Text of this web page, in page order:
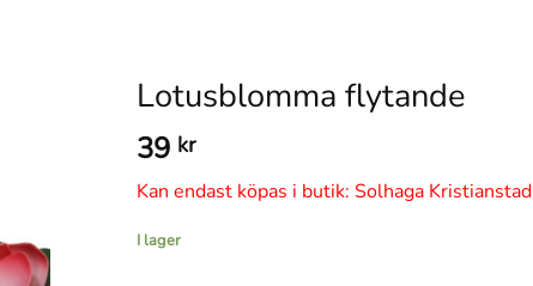
Lotusblomma flytande
39 kr
Kan endast köpas i butik: Solhaga Kristianstad
I lager